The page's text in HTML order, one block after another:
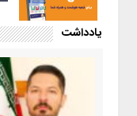
یادداشت